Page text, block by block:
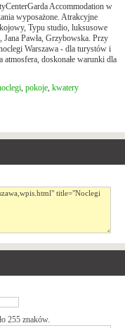
Accommodation w
wyposażone. Atrakcyjne
Typu studio, luksusowe
Pawła, Grzybowska. Przy
Warszawa - dla turystów i
atmosfera, doskonałe warunki dla
, pokoje, kwatery
255 znaków.